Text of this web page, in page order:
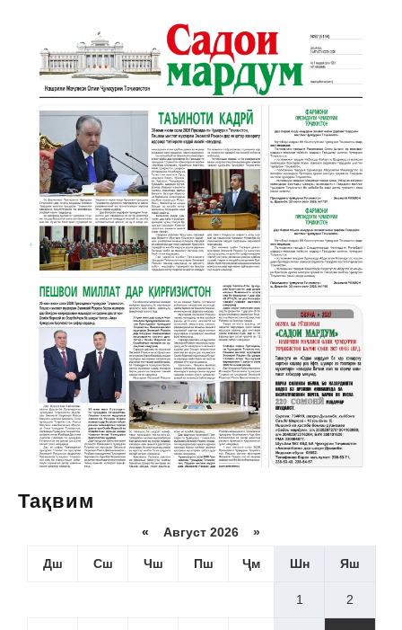
Тақвим
« Август 2026 »
Дш Сш Чш Пш Ҷм Шн Яш
1 2